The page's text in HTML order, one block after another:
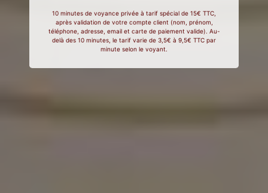
10 minutes de voyance privée à tarif spécial de 15€ TTC,
après validation de votre compte client (nom, prénom,
téléphone, adresse, email et carte de paiement valide). Au-
delà des 10 minutes, le tarif varie de 3,5€ à 9,5€ TTC par
minute selon le voyant.